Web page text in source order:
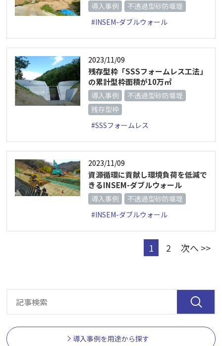
導入事例
不透過型砂防堰堤
#INSEM-ダブルウォール
2023/11/09
残存型枠「SSSフォームレス工法」
の累計型枠面積が10万㎡
導入事例
不透過型砂防堰堤
残存型枠
#SSSフォームレス
2023/11/09
資源循環に貢献し環境負荷を低減で
きるINSEM-ダブルウォール
導入事例
不透過型砂防堰堤
#INSEM-ダブルウォール
1 2 次へ >>
導入事例を用途から探す